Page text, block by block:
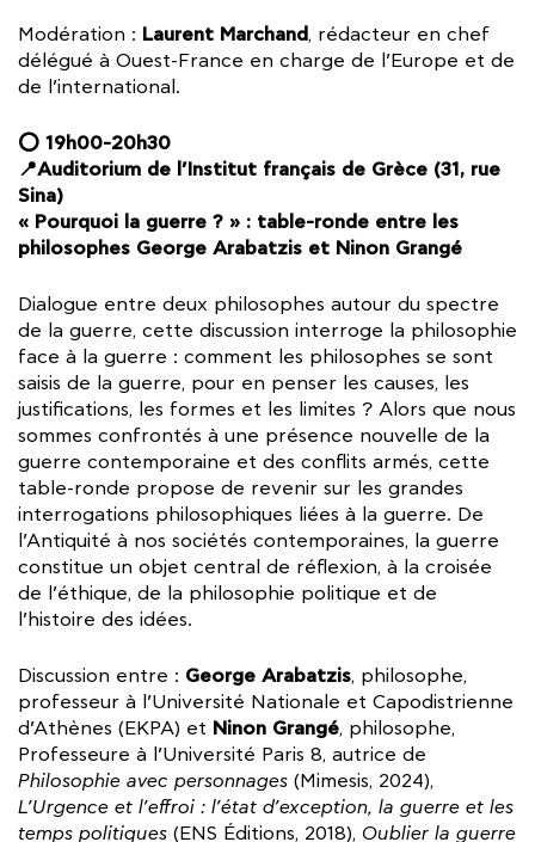
Modération : Laurent Marchand, rédacteur en chef
délégué à Ouest-France en charge de l’Europe et de
de l’international.
⭕ 19h00-20h30
📍Auditorium de l’Institut français de Grèce (31, rue
Sina)
« Pourquoi la guerre ? » : table-ronde entre les
philosophes George Arabatzis et Ninon Grangé
Dialogue entre deux philosophes autour du spectre
de la guerre, cette discussion interroge la philosophie
face à la guerre : comment les philosophes se sont
saisis de la guerre, pour en penser les causes, les
justifications, les formes et les limites ? Alors que nous
sommes confrontés à une présence nouvelle de la
guerre contemporaine et des conflits armés, cette
table-ronde propose de revenir sur les grandes
interrogations philosophiques liées à la guerre. De
l’Antiquité à nos sociétés contemporaines, la guerre
constitue un objet central de réflexion, à la croisée
de l’éthique, de la philosophie politique et de
l’histoire des idées.
Discussion entre : George Arabatzis, philosophe,
professeur à l’Université Nationale et Capodistrienne
d’Athènes (EKPA) et Ninon Grangé, philosophe,
Professeure à l’Université Paris 8, autrice de
Philosophie avec personnages (Mimesis, 2024),
L’Urgence et l’effroi : l’état d’exception, la guerre et les
temps politiques (ENS Éditions, 2018), Oublier la guerre